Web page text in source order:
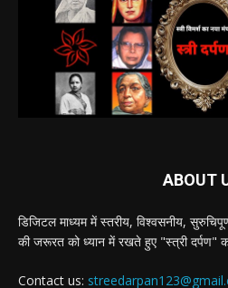
ABOUT
डिजिटल माध्यम में स्तरीय, विश्वसनीय,
की जरूरत को ध्यान में रखते हुए "स्त्री दर्पण"
Contact us: